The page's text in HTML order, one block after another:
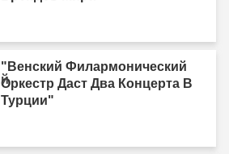
"Венский Филармонический
Оркестр Даст Два Концерта В
Турции"